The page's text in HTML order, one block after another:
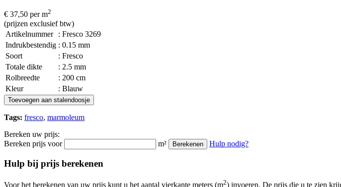
€ 37,50 per m2
(prijzen exclusief btw)
Artikelnummer
: Fresco 3269
Indrukbestendig : 0.15 mm
Soort
: Fresco
Totale dikte
: 2.5 mm
Rolbreedte
: 200 cm
Kleur
: Blauw
Toevoegen aan stalendoosje
Tags: fresco, marmoleum
Bereken uw prijs:
Bereken prijs voor
m² Berekenen Hulp nodig?
Hulp bij prijs berekenen
Voor het berekenen van uw prijs kunt u het aantal vierkante meters (m2) invoeren. De prijs die u te zien